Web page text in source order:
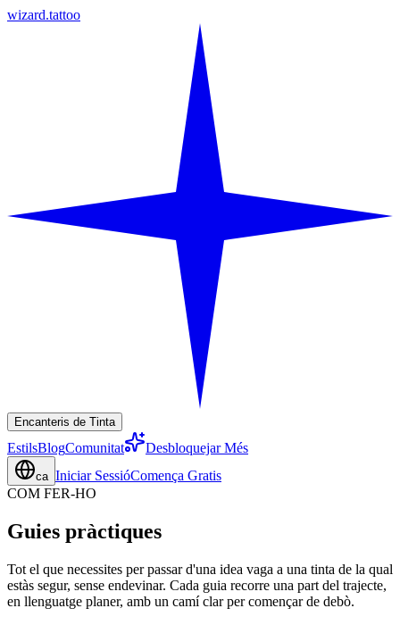
wizard.tattoo
Encanteris de Tinta
EstilsBlogComunitat Desbloquejar Més
ca Iniciar SessióComença Gratis
COM FER-HO
Guies pràctiques
Tot el que necessites per passar d'una idea vaga a una tinta de la qual
estàs segur, sense endevinar. Cada guia recorre una part del trajecte,
en llenguatge planer, amb un camí clar per començar de debò.